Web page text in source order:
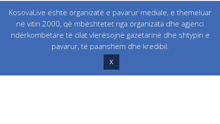
KosovaLive është organizatë e pavarur mediale, e themeluar
në vitin 2000, që mbështetet nga organizata dhe agjenci
ndërkombëtare të cilat vlerësojnë gazetarinë dhe shtypin e
pavarur, të paanshëm dhe kredibil.
X